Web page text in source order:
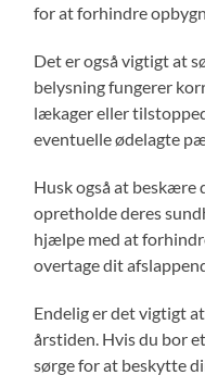
for at forhindre
Det er også vigtigt at
belysning fungerer
lækager eller
eventuelle ødelagte
Husk også at
opretholde deres
hjælpe med at
overtage dit
Endelig er det vigtigt
årstiden. Hvis du bor
sørge for at beskytte